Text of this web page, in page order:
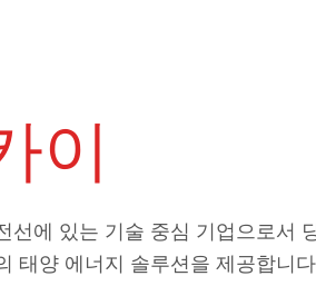
이
선에 있는 기술 중심 기업으로서
태양 에너지 솔루션을 제공합니